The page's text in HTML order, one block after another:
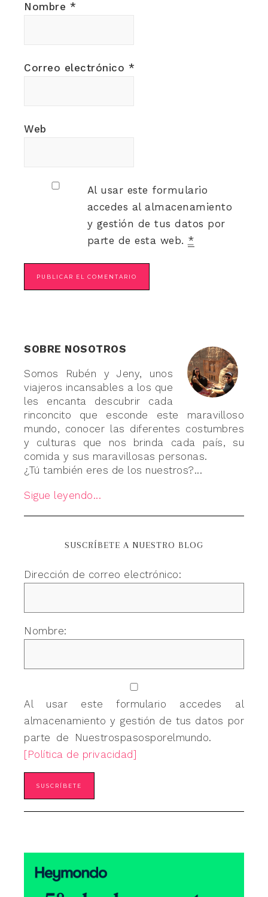
Nombre *
Correo electrónico *
Web
Al usar este formulario
accedes al almacenamiento
y gestión de tus datos por
parte de esta web. *
SOBRE NOSOTROS
Somos Rubén y Jeny, unos
viajeros incansables a los que
les encanta descubrir cada
rinconcito que esconde este maravilloso
mundo, conocer las diferentes costumbres
y culturas que nos brinda cada país, su
comida y sus maravillosas personas.
¿Tú también eres de los nuestros?...
Sigue leyendo...
SUSCRÍBETE A NUESTRO BLOG
Dirección de correo electrónico:
Nombre:
Al usar este formulario accedes al
almacenamiento y gestión de tus datos por
parte de Nuestrospasosporelmundo.
[Política de privacidad]